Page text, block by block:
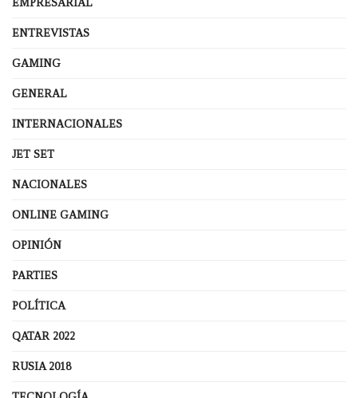
EMPRESARIAL
ENTREVISTAS
GAMING
GENERAL
INTERNACIONALES
JET SET
NACIONALES
ONLINE GAMING
OPINIÓN
PARTIES
POLÍTICA
QATAR 2022
RUSIA 2018